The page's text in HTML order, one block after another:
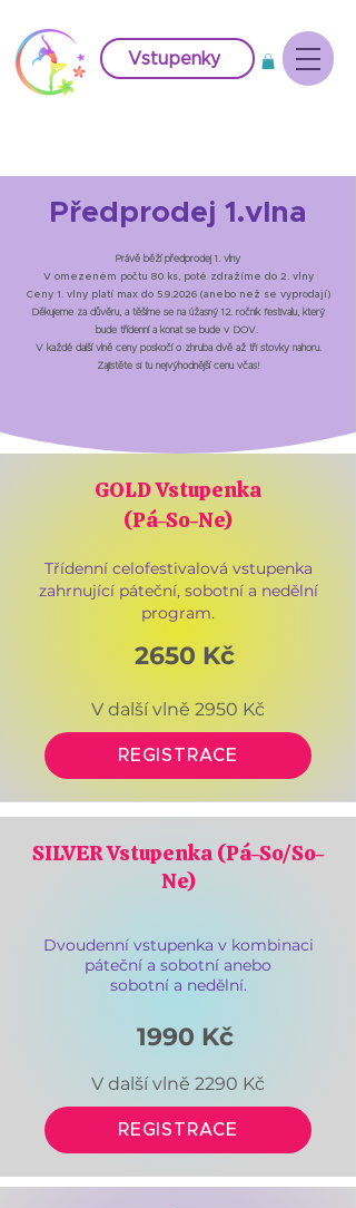
Vstupenky
Předprodej 1.vlna
Právě běží předprodej 1. vlny
V omezeném počtu 80 ks, poté zdražíme do 2. vlny
Ceny 1. vlny platí max do 5.9.2026 (anebo než se vyprodají)
Děkujeme za důvěru, a těšíme se na úžasný 12. ročník festivalu, který
bude třídenní a konat se bude v DOV.
V každé další vlně ceny poskočí o zhruba dvě až tři stovky nahoru.
Zajistěte si tu nejvýhodnější cenu včas!
GOLD Vstupenka
(Pá-So-Ne)
Třídenní celofestivalová vstupenka
zahrnující páteční, sobotní a nedělní
program.
2650 Kč
V další vlně 2950 Kč
REGISTRACE
SILVER Vstupenka (Pá-So/So-
Ne)
Dvoudenní vstupenka v kombinaci
páteční a sobotní anebo
sobotní a nedělní.
1990 Kč
V další vlně 2290 Kč
REGISTRACE